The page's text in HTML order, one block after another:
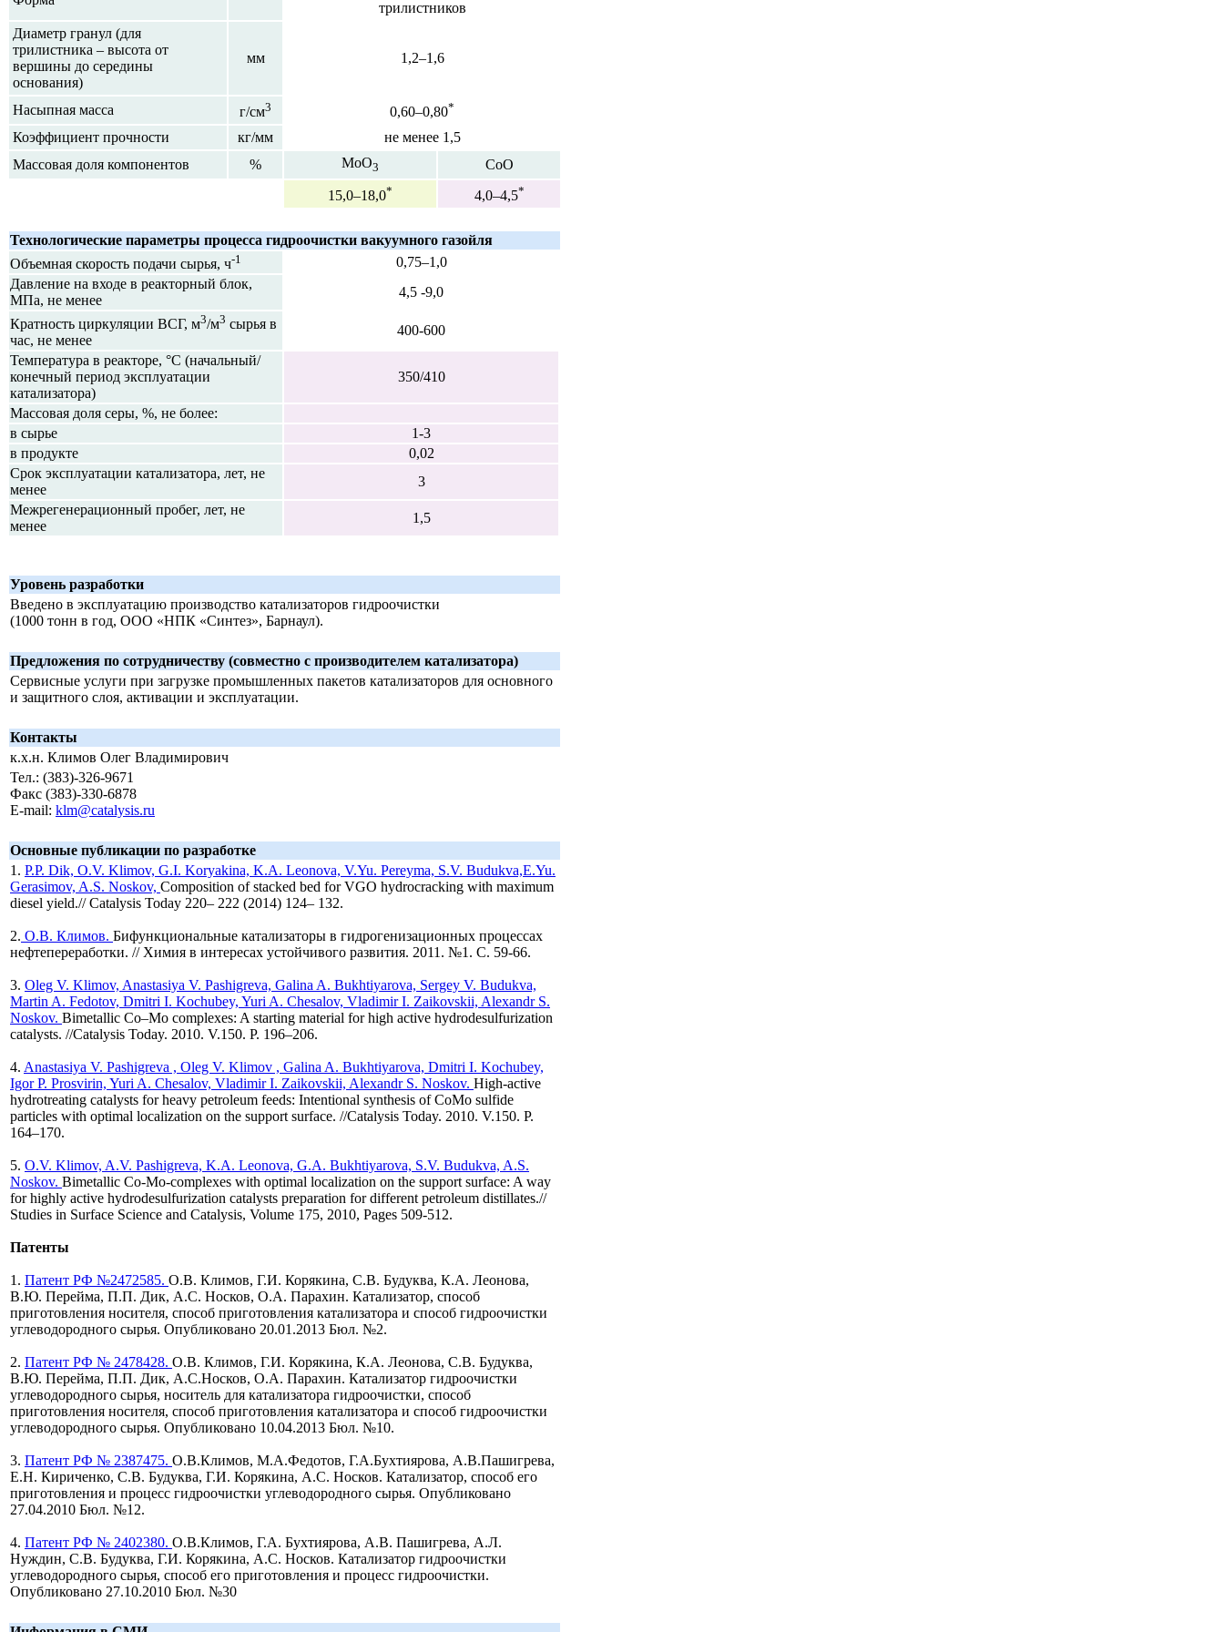
трилистников
Диаметр гранул (для
трилистника – высота от
вершины до середины
основания)
мм 1,2–1,6
Насыпная масса г/см3 0,60–0,80*
Коэффициент прочности кг/мм не менее 1,5
Массовая доля компонентов
% MoO3 СоО
15,0–18,0* 4,0–4,5*
Технологические параметры процесса гидроочистки вакуумного газойля
Объемная скорость подачи сырья, ч-1
0,75–1,0
Давление на входе в реакторный блок,
МПа, не менее
4,5 -9,0
Кратность циркуляции ВСГ, м3/м3 сырья в
час, не менее
400-600
Температура в реакторе, °С (начальный/
конечный период эксплуатации
катализатора)
350/410
Массовая доля серы, %, не более:
в сырье
1-3
в продукте
0,02
Срок эксплуатации катализатора, лет, не
менее
3
Межрегенерационный пробег, лет, не
менее
1,5
Уровень разработки
Введено в эксплуатацию производство катализаторов гидроочистки
(1000 тонн в год, ООО «НПК «Синтез», Барнаул).
Предложения по сотрудничеству (совместно с производителем катализатора)
Сервисные услуги при загрузке промышленных пакетов катализаторов для основного
и защитного слоя, активации и эксплуатации.
Контакты
к.х.н. Климов Олег Владимирович
Тел.: (383)-326-9671
Факс (383)-330-6878
E-mail: klm@catalysis.ru
Основные публикации по разработке
1. P.P. Dik, O.V. Klimov, G.I. Koryakina, K.A. Leonova, V.Yu. Pereyma, S.V. Budukva,E.Yu.
Gerasimov, A.S. Noskov, Composition of stacked bed for VGO hydrocracking with maximum
diesel yield.// Catalysis Today 220– 222 (2014) 124– 132.
2. О.В. Климов. Бифункциональные катализаторы в гидрогенизационных процессах
нефтепереработки. // Химия в интересах устойчивого развития. 2011. №1. С. 59-66.
3. Oleg V. Klimov, Anastasiya V. Pashigreva, Galina A. Bukhtiyarova, Sergey V. Budukva,
Martin A. Fedotov, Dmitri I. Kochubey, Yuri A. Chesalov, Vladimir I. Zaikovskii, Alexandr S.
Noskov. Bimetallic Co–Mo complexes: A starting material for high active hydrodesulfurization
catalysts. //Catalysis Today. 2010. V.150. P. 196–206.
4. Anastasiya V. Pashigreva , Oleg V. Klimov , Galina A. Bukhtiyarova, Dmitri I. Kochubey,
Igor P. Prosvirin, Yuri A. Chesalov, Vladimir I. Zaikovskii, Alexandr S. Noskov. High-active
hydrotreating catalysts for heavy petroleum feeds: Intentional synthesis of CoMo sulfide
particles with optimal localization on the support surface. //Catalysis Today. 2010. V.150. P.
164–170.
5. O.V. Klimov, A.V. Pashigreva, K.A. Leonova, G.A. Bukhtiyarova, S.V. Budukva, A.S.
Noskov. Bimetallic Co-Mo-complexes with optimal localization on the support surface: A way
for highly active hydrodesulfurization catalysts preparation for different petroleum distillates.//
Studies in Surface Science and Catalysis, Volume 175, 2010, Pages 509-512.
Патенты
1. Патент РФ №2472585. О.В. Климов, Г.И. Корякина, С.В. Будуква, К.А. Леонова,
В.Ю. Перейма, П.П. Дик, А.С. Носков, О.А. Парахин. Катализатор, способ
приготовления носителя, способ приготовления катализатора и способ гидроочистки
углеводородного сырья. Опубликовано 20.01.2013 Бюл. №2.
2. Патент РФ № 2478428. О.В. Климов, Г.И. Корякина, К.А. Леонова, С.В. Будуква,
В.Ю. Перейма, П.П. Дик, А.С.Носков, О.А. Парахин. Катализатор гидроочистки
углеводородного сырья, носитель для катализатора гидроочистки, способ
приготовления носителя, способ приготовления катализатора и способ гидроочистки
углеводородного сырья. Опубликовано 10.04.2013 Бюл. №10.
3. Патент РФ № 2387475. О.В.Климов, М.А.Федотов, Г.А.Бухтиярова, А.В.Пашигрева,
Е.Н. Кириченко, С.В. Будуква, Г.И. Корякина, А.С. Носков. Катализатор, способ его
приготовления и процесс гидроочистки углеводородного сырья. Опубликовано
27.04.2010 Бюл. №12.
4. Патент РФ № 2402380. О.В.Климов, Г.А. Бухтиярова, А.В. Пашигрева, А.Л.
Нуждин, С.В. Будуква, Г.И. Корякина, А.С. Носков. Катализатор гидроочистки
углеводородного сырья, способ его приготовления и процесс гидроочистки.
Опубликовано 27.10.2010 Бюл. №30